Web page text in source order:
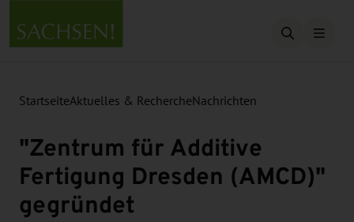
Suche
StartseiteAktuelles & RechercheNachrichten
"Zentrum für Additive
Fertigung Dresden (AMCD)"
gegründet